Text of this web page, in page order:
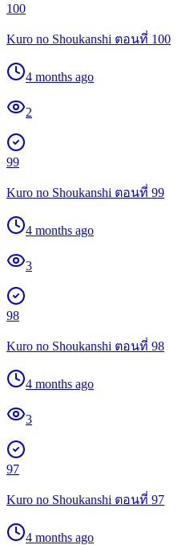
100
Kuro no Shoukanshi ตอนที่ 100
4 months ago
2
99
Kuro no Shoukanshi ตอนที่ 99
4 months ago
3
98
Kuro no Shoukanshi ตอนที่ 98
4 months ago
3
97
Kuro no Shoukanshi ตอนที่ 97
4 months ago